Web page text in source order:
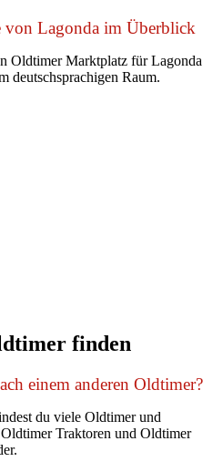
Lagonda im Überblick
Oldtimer Marktplatz für Lagonda
deutschsprachigen Raum.
finden
einem anderen Oldtimer?
du viele Oldtimer und
Traktoren und Oldtimer